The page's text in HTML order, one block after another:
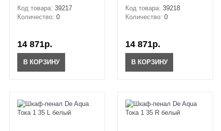
Код товара: 39217
Количество: 0
14 871р.
В КОРЗИНУ
Код товара: 39218
Количество: 0
14 871р.
В КОРЗИНУ